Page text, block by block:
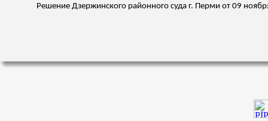
Решение Дзержинского районного суда г. Перми от 09